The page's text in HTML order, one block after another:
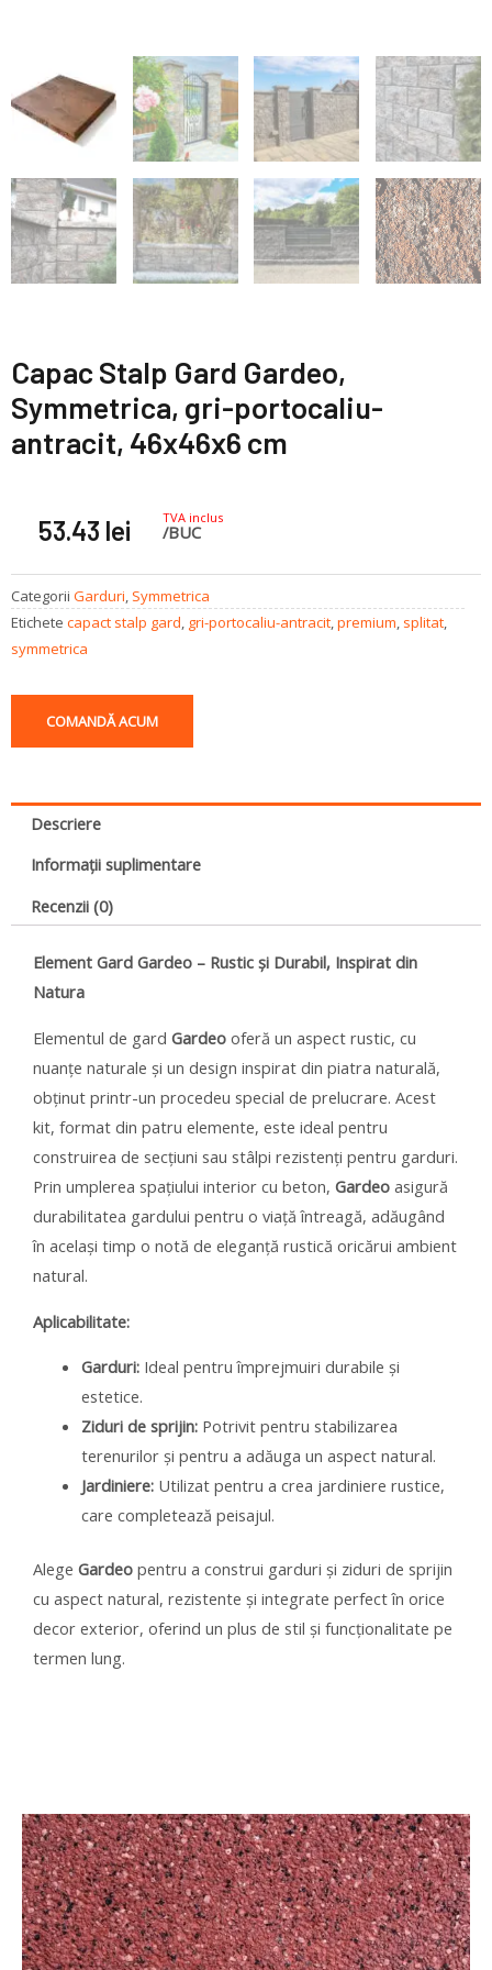
Capac Stalp Gard Gardeo,
Symmetrica, gri-portocaliu-
antracit, 46x46x6 cm
53.43 lei TVA inclus
/BUC
Categorii Garduri, Symmetrica
Etichete capact stalp gard, gri-portocaliu-antracit,premium, splitat,
symmetrica
COMANDĂ ACUM
Descriere
Informații suplimentare
Recenzii (0)
Element Gard Gardeo – Rustic și Durabil, Inspirat din
Natura
Elementul de gard Gardeo oferă un aspect rustic, cu
nuanțe naturale și un design inspirat din piatra naturală,
obținut printr-un procedeu special de prelucrare. Acest
kit, format din patru elemente, este ideal pentru
construirea de secțiuni sau stâlpi rezistenți pentru garduri.
Prin umplerea spațiului interior cu beton, Gardeo asigură
durabilitatea gardului pentru o viață întreagă, adăugând
în același timp o notă de eleganță rustică oricărui ambient
natural.
Aplicabilitate:
Garduri:Ideal pentru împrejmuiri durabile și
estetice.
Ziduri de sprijin:Potrivit pentru stabilizarea
terenurilor și pentru a adăuga un aspect natural.
Jardiniere:Utilizat pentru a crea jardiniere rustice,
care completează peisajul.
Alege Gardeo pentru a construi garduri și ziduri de sprijin
cu aspect natural, rezistente și integrate perfect în orice
decor exterior, oferind un plus de stil și funcționalitate pe
termen lung.